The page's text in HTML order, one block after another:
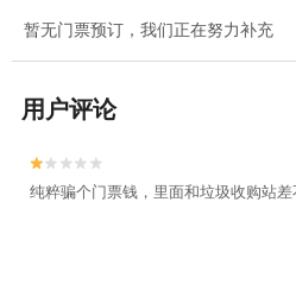
暂无门票预订，我们正在努力补充
用户评论


纯粹骗个门票钱，里面和垃圾收购站